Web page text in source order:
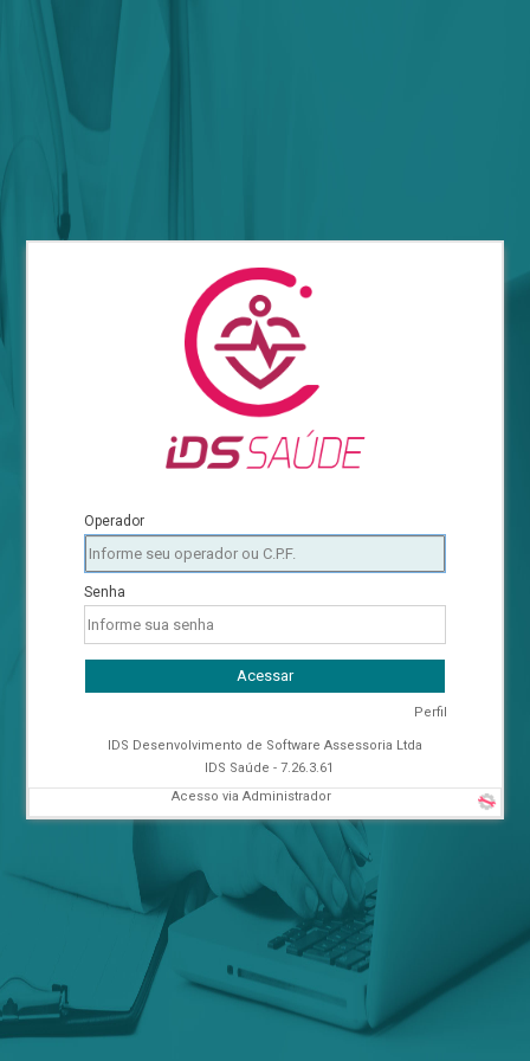
Operador
Senha
Acessar
Perfil
IDS Saúde - 7.26.3.61
IDS Desenvolvimento de Software Assessoria Ltda
Acesso via Administrador